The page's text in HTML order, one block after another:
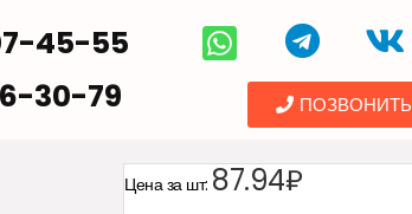
45-55
30-79
ПОЗВОНИТЬ
Цена за шт: 87.94₽